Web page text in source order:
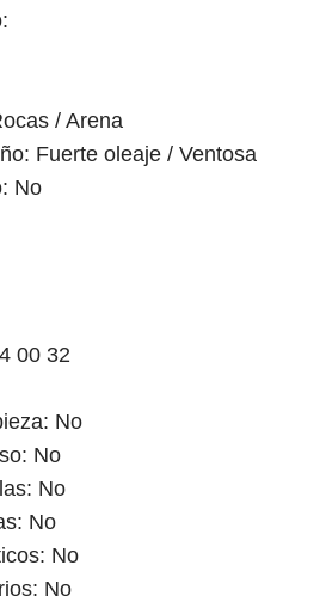
/ Arena
Fuerte oleaje / Ventosa
No
00 32
No
No
No
No
No
No